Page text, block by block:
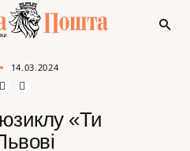
14.03.2024
«Ти